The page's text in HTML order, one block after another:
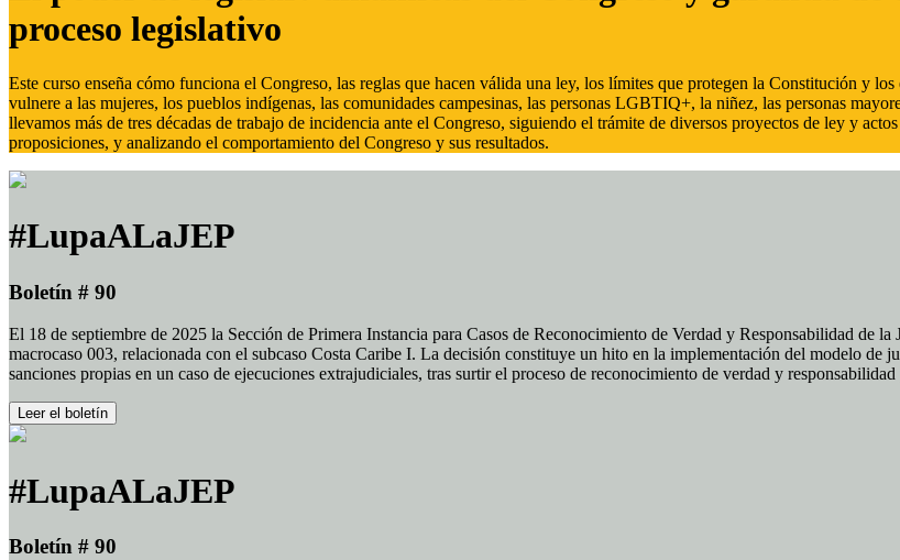
proceso legislativo
Este curso enseña cómo funciona el Congreso, las reglas que hacen válida una ley, los límites que protegen la Constitución y
vulnere a las mujeres, los pueblos indígenas, las comunidades campesinas, las personas LGBTIQ+, la niñez, las personas
llevamos más de tres décadas de trabajo de incidencia ante el Congreso, siguiendo el trámite de diversos proyectos de ley y
proposiciones, y analizando el comportamiento del Congreso y sus resultados.
#LupaALaJEP
Boletín # 90
El 18 de septiembre de 2025 la Sección de Primera Instancia para Casos de Reconocimiento de Verdad y Responsabilidad de
macrocaso 003, relacionada con el subcaso Costa Caribe I. La decisión constituye un hito en la implementación del modelo
sanciones propias en un caso de ejecuciones extrajudiciales, tras surtir el proceso de reconocimiento de verdad y
Leer el boletín
#LupaALaJEP
Boletín # 90